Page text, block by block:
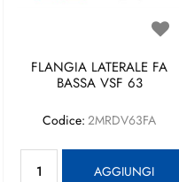
FLANGIA LATERALE FA
BASSA VSF 63
Codice: 2MRDV63FA
AGGIUNGI